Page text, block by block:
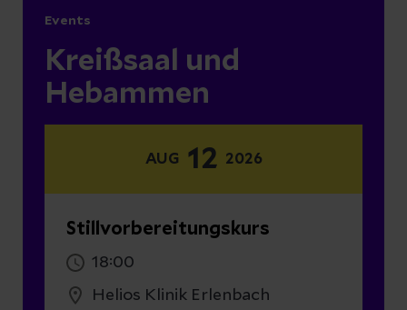
Events
Kreißsaal und
Hebammen
AUG 12 2026
Stillvorbereitungskurs
18:00
Helios Klinik Erlenbach